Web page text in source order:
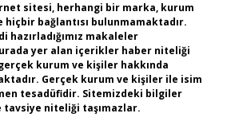
sitesi, herhangi bir marka, kurum
hiçbir bağlantısı bulunmamaktadır.
hazırladığımız makaleler
yer alan içerikler haber niteliği
kurum ve kişiler hakkında
Gerçek kurum ve kişiler ile isim
tesadüfidir. Sitemizdeki bilgiler
niteliği taşımazlar.